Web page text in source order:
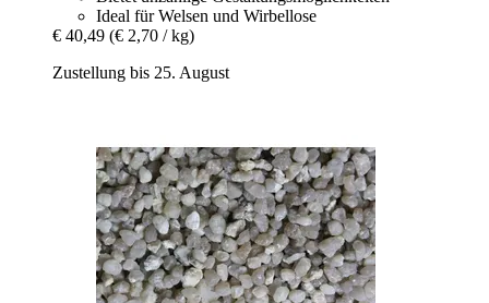
Ideal für Welsen und Wirbellose
€ 40,49 (€ 2,70 / kg)
Zustellung bis 25. August